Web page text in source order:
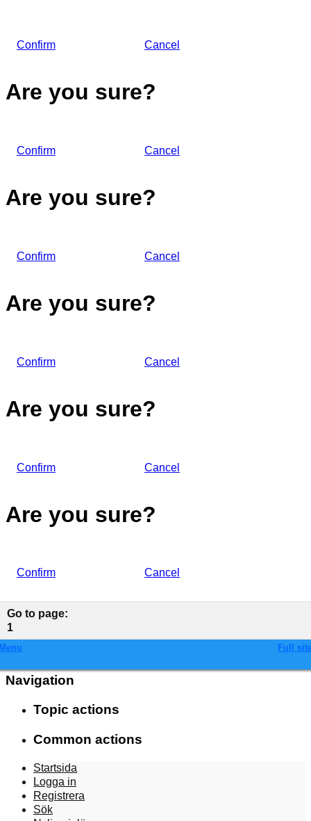
Confirm Cancel
Are you sure?
Confirm Cancel
Are you sure?
Confirm Cancel
Are you sure?
Confirm Cancel
Are you sure?
Confirm Cancel
Are you sure?
Confirm Cancel
Go to page:
1
Full
Navigation
Topic actions
Common actions
Startsida
Logga in
Registrera
Sök